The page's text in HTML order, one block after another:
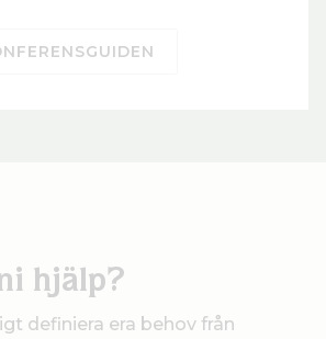
hjälp?
definiera era behov från